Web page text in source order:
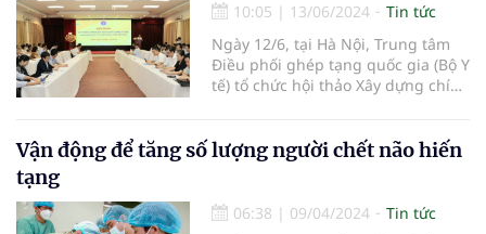
10:05 | 13/06/2024
Tin tức
Ngày 12/6, tại Hà Nội, Trung tâm
Điều phối ghép tạng quốc gia (Bộ Y
tế) tổ chức hội thảo Xây dựng chính
tạng.
Vận động để tăng số lượng người chết não hiến
tạng
06:38 | 09/04/2024
Tin tức